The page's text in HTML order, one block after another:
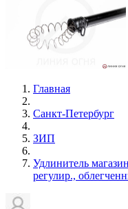
Главная
Санкт-Петербург
ЗИП
Удлинитель
регулир.,